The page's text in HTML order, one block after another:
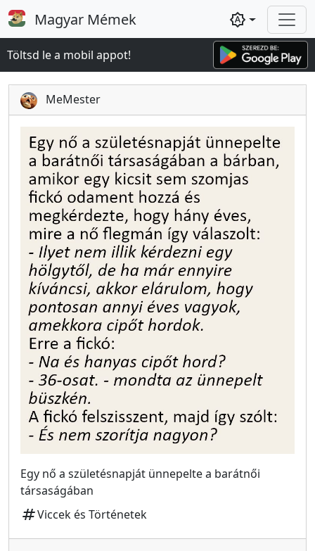
Magyar Mémek brightness_auto
Töltsd le a mobil appot!
MeMester
Egy nő a születésnapját ünnepelte a barátnői
társaságában
tagViccek és Történetek